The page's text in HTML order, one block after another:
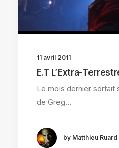
11 avril 2011
E.T L’Extra-
Le mois dernier sortait
de Greg…
by Matthieu Ruard